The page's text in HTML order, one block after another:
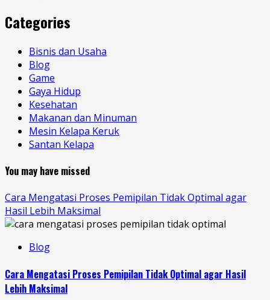
Categories
Bisnis dan Usaha
Blog
Game
Gaya Hidup
Kesehatan
Makanan dan Minuman
Mesin Kelapa Keruk
Santan Kelapa
You may have missed
Cara Mengatasi Proses Pemipilan Tidak Optimal agar
Hasil Lebih Maksimal
Blog
Cara Mengatasi Proses Pemipilan Tidak Optimal agar Hasil
Lebih Maksimal